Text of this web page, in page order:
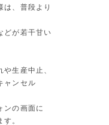
、普段より
どが若干甘い
生産中止、
ャンセル
ンの画面に
。